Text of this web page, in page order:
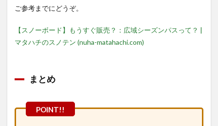
ご参考までにどうぞ。
【スノーボード】もうすぐ販売？：広域シーズンパスって？ |
マタハチのスノテン (nuha-matahachi.com)
まとめ